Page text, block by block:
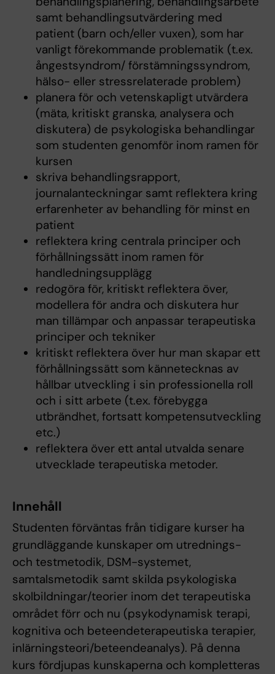
samt behandlingsutvärdering med
patient (barn och/eller vuxen), som har
vanligt förekommande problematik (t.ex.
ångestsyndrom/ förstämningssyndrom,
hälso- eller stressrelaterade problem)
planera för och vetenskapligt utvärdera
(mäta, kritiskt granska, analysera och
diskutera) de psykologiska behandlingar
som studenten genomför inom ramen för
kursen
skriva behandlingsrapport,
journalanteckningar samt reflektera kring
erfarenheter av behandling för minst en
patient
reflektera kring centrala principer och
förhållningssätt inom ramen för
handledningsupplägg
redogöra för, kritiskt reflektera över,
modellera för andra och diskutera hur
man tillämpar och anpassar terapeutiska
principer och tekniker
kritiskt reflektera över hur man skapar ett
förhållningssätt som kännetecknas av
hållbar utveckling i sin professionella roll
och i sitt arbete (t.ex. förebygga
utbrändhet, fortsatt kompetensutveckling
etc.)
reflektera över ett antal utvalda senare
utvecklade terapeutiska metoder.
Innehåll
Studenten förväntas från tidigare kurser ha
grundläggande kunskaper om utrednings-
och testmetodik, DSM-systemet,
samtalsmetodik samt skilda psykologiska
skolbildningar/teorier inom det terapeutiska
området förr och nu (psykodynamisk terapi,
kognitiva och beteendeterapeutiska terapier,
inlärningsteori/beteendeanalys). På denna
kurs fördjupas kunskaperna och kompletteras